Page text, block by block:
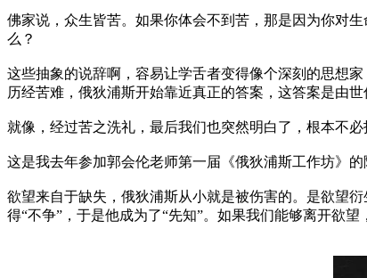
佛家说，众生皆苦。如果你体会不到苦，那是因为你对
么？
这些抽象的说辞啊，容易让学舌者变得像个深刻的思想家
历经苦难，俄狄浦斯开始靠近真正的答案，这答案是由世
就像，经过苦之洗礼，最后我们也突然明白了，根本不
这是我去年参加郭会伦老师第一届《俄狄浦斯工作坊》
欲望来自于缺失，俄狄浦斯从小就是被伤害的。是欲望
得“不争”，于是他成为了“先知”。如果我们能够离开欲